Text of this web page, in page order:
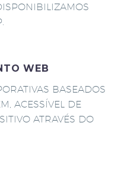
WEB
BASEADOS
ACESSÍVEL DE
ATRAVÉS DO